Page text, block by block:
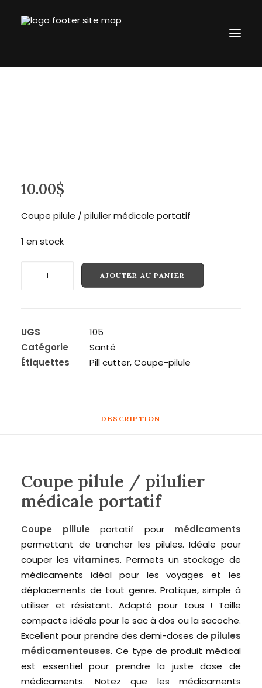
revtronik@protonmail.com
514.434.8777
10.00$
Coupe pilule / pilulier médicale portatif
1 en stock
/
pilulier
médicale
AJOUTER AU PANIER
UGS
105
Catégorie
Santé
Étiquettes
Pill cutter,Coupe-pilule
DESCRIPTION
Coupe pilule / pilulier
médicale portatif
Coupe pillule portatif pour médicaments
permettant de trancher les pilules. Idéale pour
couper lesvitamines. Permets un stockage de
médicaments idéal pour les voyages et les
déplacements de tout genre. Pratique, simple à
utiliser et résistant. Adapté pour tous ! Taille
compacte idéale pour le sac à dos ou la sacoche.
Excellent pour prendre des demi-doses de pilules
médicamenteuses. Ce type de produit médical
est essentiel pour prendre la juste dose de
médicaments. Notez que les médicaments